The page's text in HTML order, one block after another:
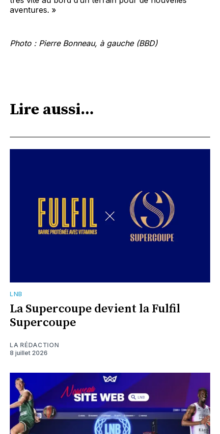
aventures. »
Photo : Pierre Bonneau, à gauche (BBD)
Lire aussi...
LNB
La Supercoupe devient la Fulfil
Supercoupe
LA RÉDACTION
8 juillet 2026